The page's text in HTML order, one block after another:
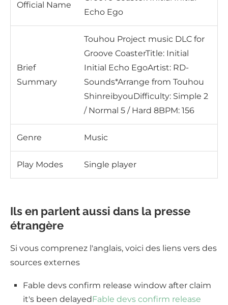
Official Name
Echo Ego
Brief
Summary
Touhou Project music DLC for
Groove CoasterTitle: Initial
Initial Echo EgoArtist: RD-
Sounds*Arrange from Touhou
ShinreibyouDifficulty: Simple 2
/ Normal 5 / Hard 8BPM: 156
Genre Music
Play Modes Single player
Ils en parlent aussi dans la presse
étrangère
Si vous comprenez l'anglais, voici des liens vers des
sources externes
Fable devs confirm release window after claim
it's been delayed Fable devs confirm release